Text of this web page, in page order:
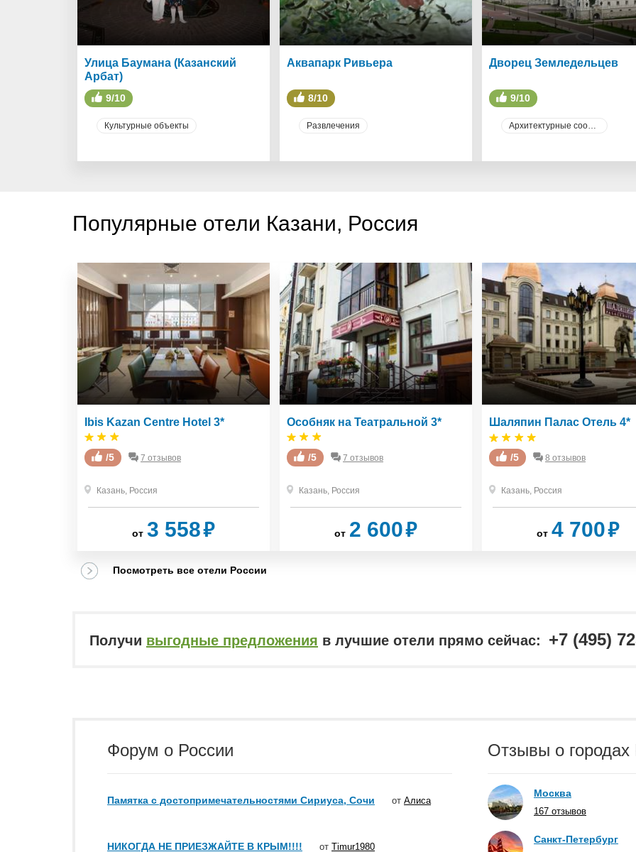
Улица Баумана (Казанский
Арбат)
9/10
Культурные объекты
Аквапарк Ривьера
8/10
Развлечения
Дворец Земледельцев
9/10
Архитектурные сооружения
Популярные отели Казани, Россия
Ibis Kazan Centre Hotel 3*
/5 7 отзывов
Казань, Россия
от 3 558₽
Особняк на Театральной 3*
/5 7 отзывов
Казань, Россия
от 2 600₽
Шаляпин Палас Отель 4*
/5 8 отзывов
Казань, Россия
от 4 700₽
Посмотреть все отели России
Получи выгодные предложения в лучшие отели прямо сейчас: +7 (495)
Форум о России
Памятка с достопримечательностями Сириуса, Сочи от Алиса
НИКОГДА НЕ ПРИЕЗЖАЙТЕ В КРЫМ!!!! от Timur1980
Отзывы о городах
Москва
167 отзывов
Санкт-Петербург